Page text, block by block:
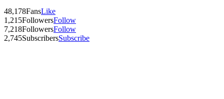
48,178FansLike
1,215FollowersFollow
7,218FollowersFollow
2,745SubscribersSubscribe